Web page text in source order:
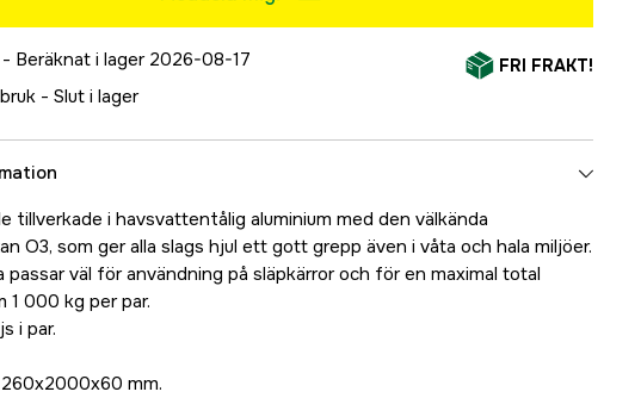
Beräknat i lager 2026-08-17
- Slut i lager
FRI FRAKT!
tillverkade i havsvattentålig aluminium med den välkända
O3, som ger alla slags hjul ett gott grepp även i våta och hala miljöer.
passar väl för användning på släpkärror och för en maximal total
1 000 kg per par.
i par.
mm.